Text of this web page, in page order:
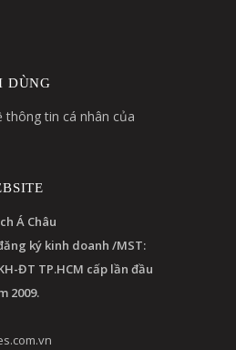
DÙNG
thông tin cá nhân của
Á Châu
ký kinh doanh /MST:
ĐT TP.HCM cấp lần đầu
2009.